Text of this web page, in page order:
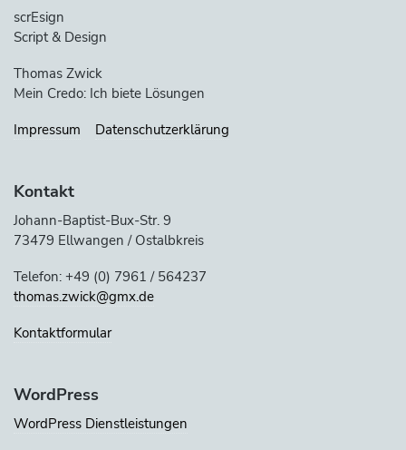
scrEsign
Script & Design
Thomas Zwick
Mein Credo: Ich biete Lösungen
Impressum
Datenschutzerklärung
Kontakt
Johann-Baptist-Bux-Str. 9
73479 Ellwangen / Ostalbkreis
Telefon: +49 (0) 7961 / 564237
thomas.zwick@gmx.de
Kontaktformular
WordPress
WordPress Dienstleistungen